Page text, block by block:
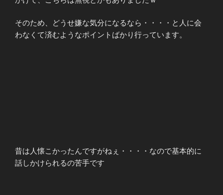
そのため、どうせ嫌な気分になるなら・・・・と人に会
わなくて済むようなポイントばかり行っています。
昔は人懐こかったんですがねぇ・・・・なので基本的に
話しかけられるの苦手です